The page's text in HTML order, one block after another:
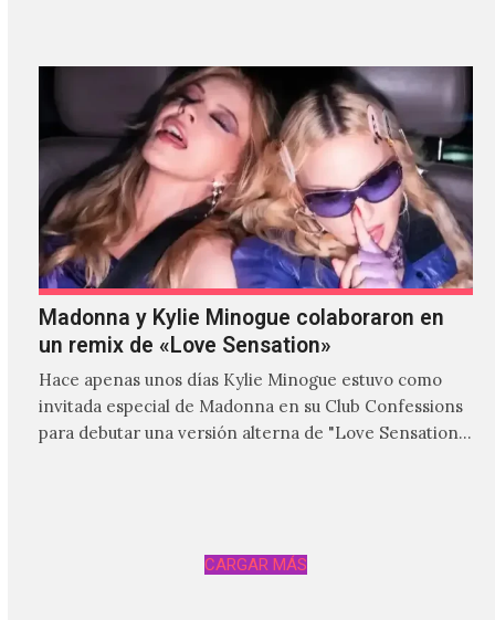
Madonna y Kylie Minogue colaboraron en
un remix de «Love Sensation»
Hace apenas unos días Kylie Minogue estuvo como
invitada especial de Madonna en su Club Confessions
para debutar una versión alterna de "Love Sensation",
CARGAR MÁS